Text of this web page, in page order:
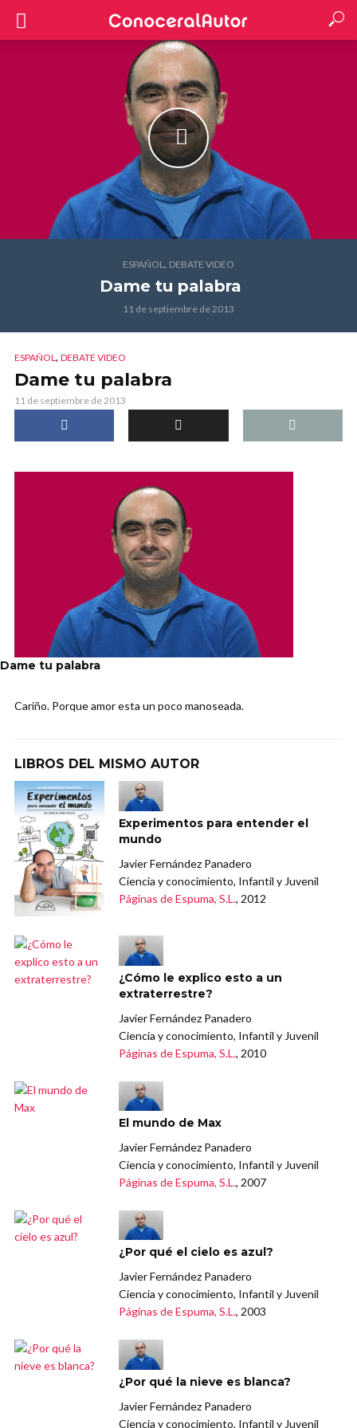
ESPAÑOL, DEBATE VIDEO
Dame tu palabra
11 de septiembre de 2013
ESPAÑOL, DEBATE VIDEO
Dame tu palabra
11 de septiembre de 2013
Dame tu palabra
Cariño. Porque amor esta un poco manoseada.
LIBROS DEL MISMO AUTOR
Experimentos para entender el
mundo
Javier Fernández Panadero
Ciencia y conocimiento, Infantil y Juvenil
Páginas de Espuma, S.L., 2012
¿Cómo le explico esto a un
extraterrestre?
Javier Fernández Panadero
Ciencia y conocimiento, Infantil y Juvenil
Páginas de Espuma, S.L., 2010
El mundo de Max
Javier Fernández Panadero
Ciencia y conocimiento, Infantil y Juvenil
Páginas de Espuma, S.L., 2007
¿Por qué el cielo es azul?
Javier Fernández Panadero
Ciencia y conocimiento, Infantil y Juvenil
Páginas de Espuma, S.L., 2003
¿Por qué la nieve es blanca?
Javier Fernández Panadero
Ciencia y conocimiento, Infantil y Juvenil